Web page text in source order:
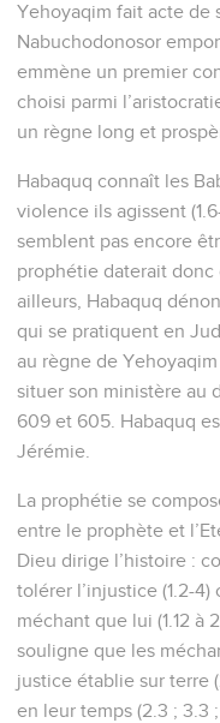
Yehoyaqim fait acte de
Nabuchodonosor
emmène un premier
choisi parmi
un règne long et
Habaquq connaît les
violence ils agissent
semblent pas encore
prophétie daterait donc
ailleurs, Habaquq
qui se pratiquent en
au règne de
situer son ministère au
609 et 605. Habaquq
Jérémie.
La prophétie se
entre le prophète et
Dieu dirige l’histoire :
tolérer l’injustice (1.2-
méchant que lui (1.12 à
souligne que les
justice établie sur terre
en leur temps (2.3 ; 3.3